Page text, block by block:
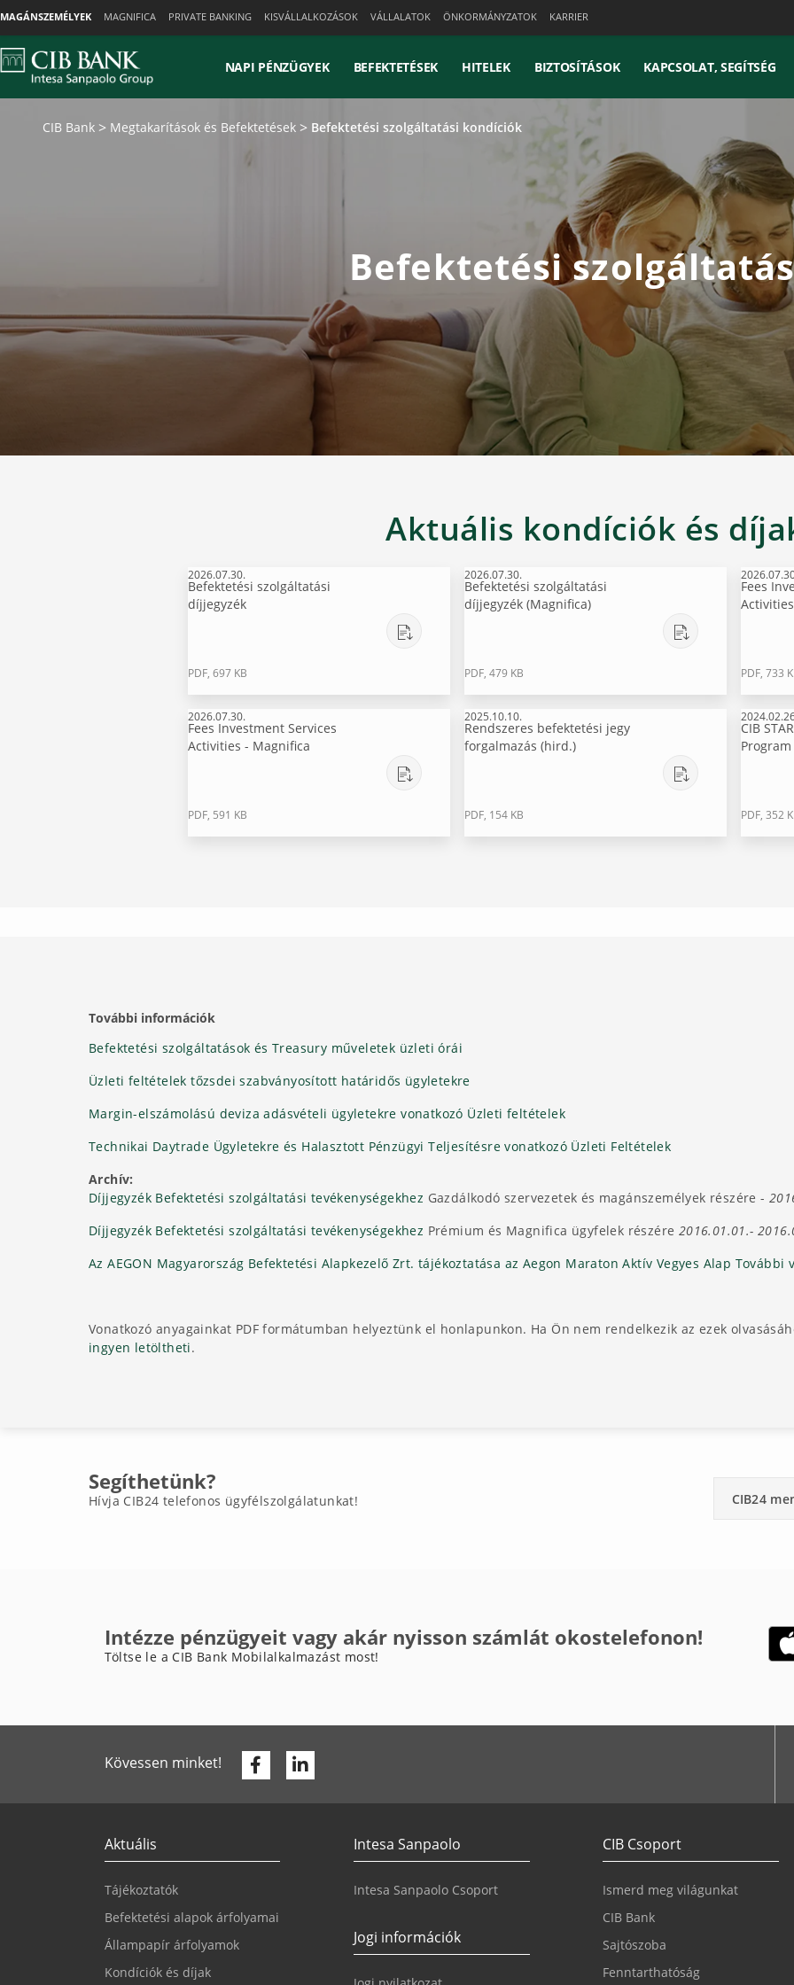
Skiplinks
MAGÁNSZEMÉLYEK MAGNIFICA PRIVATE BANKING KISVÁLLALKOZÁSOK VÁLLALATOK ÖNKORMÁNYZATOK KARRIER
NAPI PÉNZÜGYEK BEFEKTETÉSEK HITELEK BIZTOSÍTÁSOK KAPCSOLAT, SEGÍTSÉG
CIB Bank Megtakarítások és Befektetések Befektetési szolgáltatási kondíciók
Befektetési
Aktuális kondíciók és
2026.07.30.
Befektetési szolgáltatási
díjjegyzék
PDF, 697 KB
2026.07.30.
Befektetési szolgáltatási
díjjegyzék (Magnifica)
PDF, 479 KB
Fees
Activities
PDF, 733
2026.07.30.
Fees Investment Services
Activities - Magnifica
PDF, 591 KB
2025.10.10.
Rendszeres befektetési jegy
forgalmazás (hird.)
PDF, 154 KB
CIB
PDF, 352
További információk
Befektetési szolgáltatások és Treasury műveletek üzleti órái
Üzleti feltételek tőzsdei szabványosított határidős ügyletekre
Margin-elszámolású deviza adásvételi ügyletekre vonatkozó Üzleti feltételek
Technikai Daytrade Ügyletekre és Halasztott Pénzügyi Teljesítésre vonatkozó Üzleti Feltételek
Archív:
Díjjegyzék Befektetési szolgáltatási tevékenységekhez Gazdálkodó szervezetek és magánszemélyek részére -
Díjjegyzék Befektetési szolgáltatási tevékenységekhez Prémium és Magnifica ügyfelek részére 2016.01.01.-
Az AEGON Magyarország Befektetési Alapkezelő Zrt. tájékoztatása az Aegon Maraton Aktív Vegyes Alap
Vonatkozó anyagainkat PDF formátumban helyeztünk el honlapunkon. Ha Ön nem rendelkezik az ezek
ingyen letöltheti.
Segíthetünk?
Hívja CIB24 telefonos ügyfélszolgálatunkat! CIB24
Intézze pénzügyeit vagy akár nyisson számlát okostelefonon!
Töltse le a CIB Bank Mobilalkalmazást most!
Kövessen minket! FacebookLinkedin
Aktuális
Tájékoztatók
Befektetési alapok árfolyamai
Állampapír árfolyamok
Kondíciók és díjak
Intesa Sanpaolo
Intesa Sanpaolo Csoport
Jogi információk
CIB Csoport
Ismerd meg világunkat
CIB Bank
Sajtószoba
Fenntarthatóság